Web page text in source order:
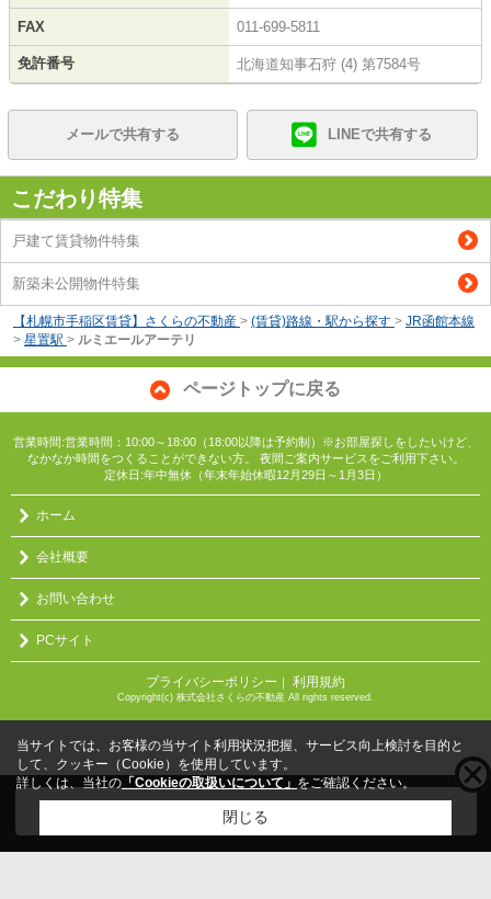
FAX 011-699-5811
免許番号 北海道知事石狩 (4) 第7584号
メールで共有する LINEで共有する
こだわり特集
戸建て賃貸物件特集
新築未公開物件特集
【札幌市手稲区賃貸】さくらの不動産 > (賃貸)路線・駅から探す > JR函館本線
> 星置駅 > ルミエールアーテリ
ページトップに戻る
営業時間:営業時間：10:00～18:00（18:00以降は予約制）※お部屋探しをしたいけど、
なかなか時間をつくることができない方。 夜間ご案内サービスをご利用下さい。
定休日:年中無休（年末年始休暇12月29日～1月3日）
ホーム
会社概要
お問い合わせ
PCサイト
プライバシーポリシー ｜ 利用規約
Copyright(c) 株式会社さくらの不動産 All rights reserved.
こちらの物件をご覧の方にお勧めな物件
当サイトでは、お客様の当サイト利用状況把握、サービス向上検討を目的と
して、クッキー（Cookie）を使用しています。
詳しくは、当社の 「Cookieの取扱いについて」 をご確認ください。
閉じる